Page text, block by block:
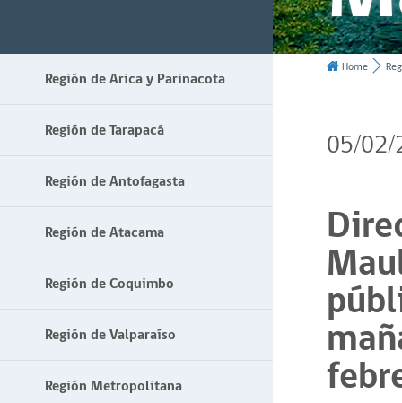
Región de Arica y Parinacota
Región de Tarapacá
Región de Antofagasta
Región de Atacama
Región de Coquimbo
Región de Valparaíso
Región Metropolitana
Home
05/